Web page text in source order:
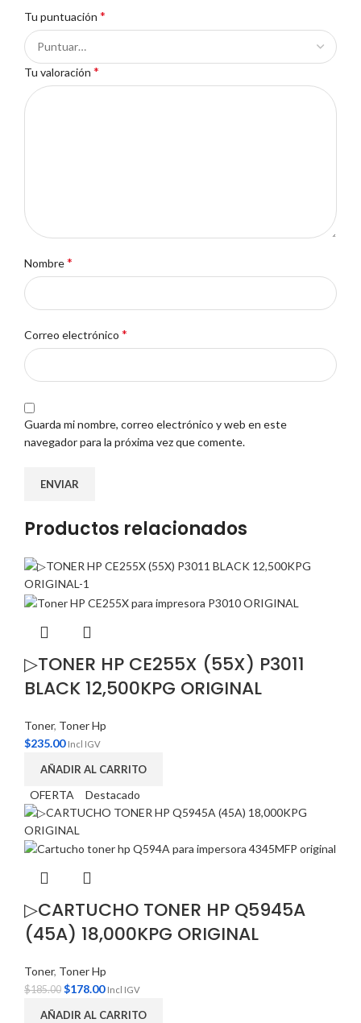
Tu puntuación *
Tu valoración *
Nombre*
Correo electrónico *
Guarda mi nombre, correo electrónico y web en este
navegador para la próxima vez que comente.
Productos relacionados
▷TONER HP CE255X (55X) P3011
BLACK 12,500KPG ORIGINAL
Toner, Toner Hp
$235.00 Incl IGV
AÑADIR AL CARRITO
OFERTA Destacado
▷CARTUCHO TONER HP Q5945A
(45A) 18,000KPG ORIGINAL
Toner, Toner Hp
$185.00 $178.00 Incl IGV
AÑADIR AL CARRITO